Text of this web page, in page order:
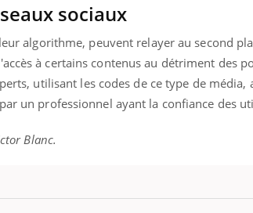
sociaux
algorithme, peuvent relayer au second
à certains contenus au détriment des
utilisant les codes de ce type de
un professionnel ayant la confiance des
Blanc.